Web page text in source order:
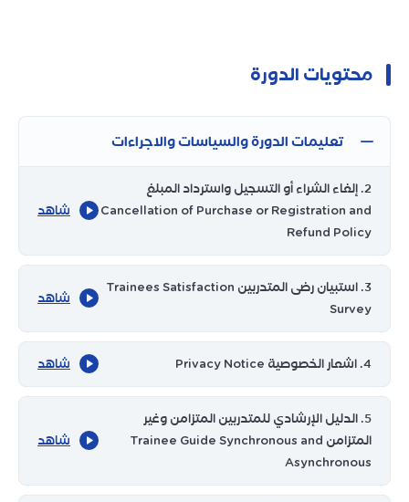
محتويات الدورة
تعليمات الدورة والسياسات والاجراءات
2. إلغاء الشراء أو التسجيل واسترداد المبلغ
Cancellation of Purchase or Registration and
Refund Policy
شاهد
3. استبيان رضى المتدربين Trainees Satisfaction
Survey
شاهد
4. اشعار الخصوصية Privacy Notice شاهد
5. الدليل الإرشادي للمتدربين المتزامن وغير
المتزامن Trainee Guide Synchronous and
Asynchronous
شاهد